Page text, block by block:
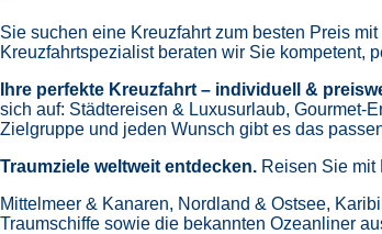
Sie suchen eine Kreuzfahrt zum besten Preis
Kreuzfahrtspezialist beraten wir Sie kompetent,
Ihre perfekte Kreuzfahrt – individuell &
sich auf: Städtereisen & Luxusurlaub, Gourmet-
Zielgruppe und jeden Wunsch gibt es das
Traumziele weltweit entdecken. Reisen Sie mit
Mittelmeer & Kanaren, Nordland & Ostsee,
Traumschiffe sowie die bekannten Ozeanliner